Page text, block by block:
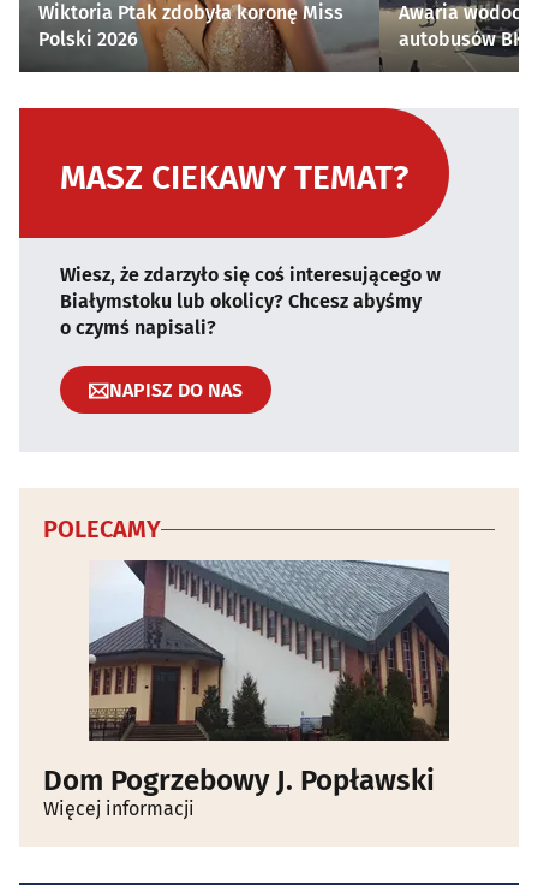
Wiktoria Ptak zdobyła koronę Miss
Polski 2026
Awaria
autobusów
MASZ CIEKAWY TEMAT?
Wiesz, że zdarzyło się coś interesującego w
Białymstoku lub okolicy? Chcesz abyśmy
o czymś napisali?
NAPISZ DO NAS
POLECAMY
Dom Pogrzebowy J. Popławski
Więcej informacji